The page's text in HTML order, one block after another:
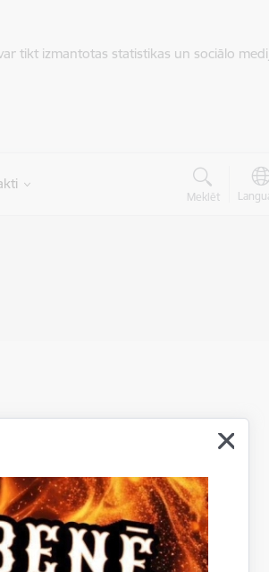
tikt izmantotas statistikas un sociālo
Meklēt